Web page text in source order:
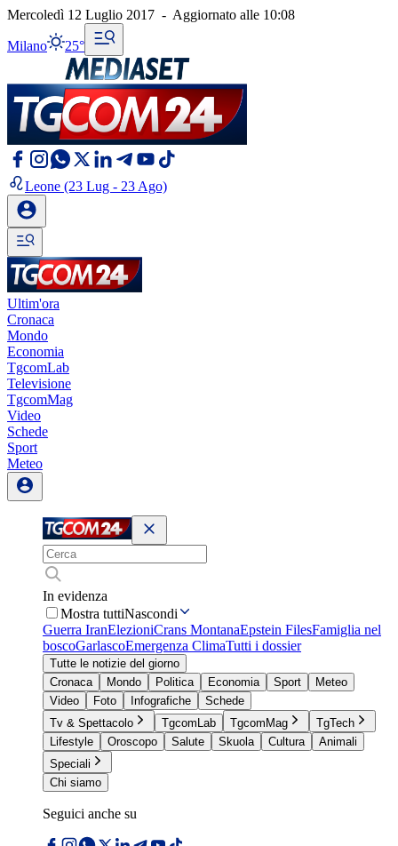
Mercoledì 12 Luglio 2017 - Aggiornato alle 10:08
Milano 25°
Leone (23 Lug - 23 Ago)
Ultim'ora
Cronaca
Mondo
Economia
TgcomLab
Televisione
TgcomMag
Video
Schede
Sport
Meteo
In evidenza
Mostra tuttiNascondi
Guerra IranElezioniCrans MontanaEpstein FilesFamiglia nel
boscoGarlascoEmergenza ClimaTutti i dossier
Tutte le notizie del giorno
Cronaca
Mondo Politica Economia Sport
Meteo
Video
Foto Infografiche
Schede
Tv & Spettacolo
TgcomLab TgcomMag
TgTech
Lifestyle
Oroscopo Salute Skuola Cultura
Animali
Speciali
Chi siamo
Seguici anche su